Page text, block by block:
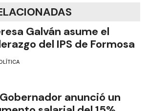
Galván asume el
del IPS de Formosa
anunció un